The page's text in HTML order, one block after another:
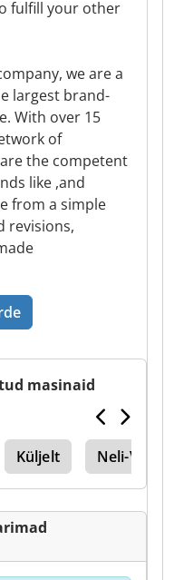
fulfill your other
we are a
largest brand-
With over 15
of
the competent
like ,and
from a simple
revisions,
masinaid
Küljelt Neli-Viis